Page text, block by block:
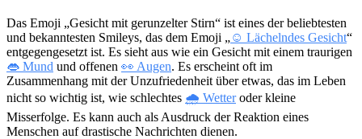
Das Emoji „Gesicht mit gerunzelter Stirn“ ist eines der beliebtesten
und bekanntesten Smileys, das dem Emoji „☺️ Lächelndes Gesicht“
entgegengesetzt ist. Es sieht aus wie ein Gesicht mit einem traurigen
👄 Mund und offenen 👀 Augen. Es erscheint oft im
Zusammenhang mit der Unzufriedenheit über etwas, das im Leben
nicht so wichtig ist, wie schlechtes 🌧 Wetteroder kleine
Misserfolge. Es kann auch als Ausdruck der Reaktion eines
Menschen auf drastische Nachrichten dienen.